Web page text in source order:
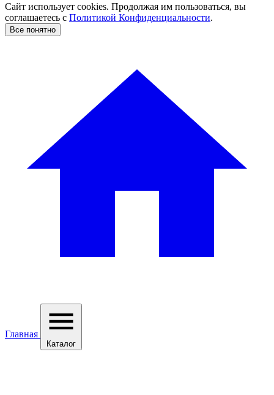
Сайт использует cookies. Продолжая им пользоваться, вы
соглашаетесь c Политикой Конфиденциальности.
Все понятно
Главная
Каталог